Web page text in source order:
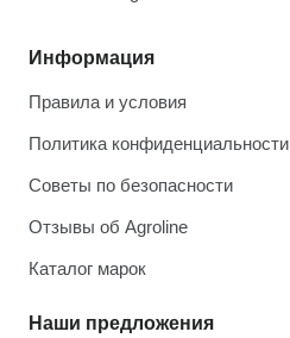
Информация
Правила и условия
Политика конфиденциальности
Советы по безопасности
Отзывы об Agroline
Каталог марок
Наши предложения